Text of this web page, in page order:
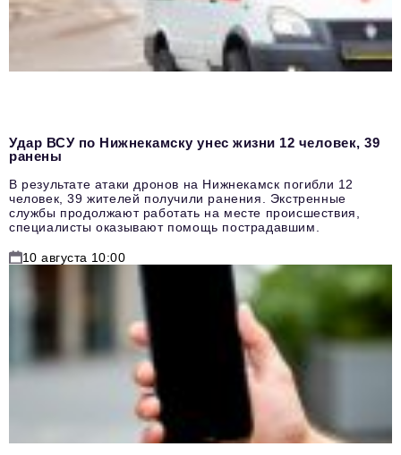
Удар ВСУ по Нижнекамску унес жизни 12 человек, 39
ранены
В результате атаки дронов на Нижнекамск погибли 12
человек, 39 жителей получили ранения. Экстренные
службы продолжают работать на месте происшествия,
специалисты оказывают помощь пострадавшим.
10 августа 10:00